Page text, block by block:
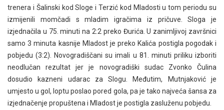
trenera i Šalinski kod Sloge i Terzić kod Mladosti u tom periodu su
izmijenili momčadi s mladim igračima iz pričuve. Sloga je
izjednačila u 75. minuti na 2:2 preko Đurića. U zanimljivoj završnici
samo 3 minuta kasnije Mladost je preko Kalića postigla pogodak i
pobjedu (3:2). Novogradiščani su imali u 81. minuti priliku izboriti
neodlučan rezultat jer je novogradiški sudac Zvonko Čulina
dosudio kazneni udarac za Slogu. Međutim, Mutnjaković je
umjesto u gol, loptu poslao pored gola, pa je tako najveća šansa za
izjednačenje propuštena i Mladost je postigla zasluženu pobjedu.